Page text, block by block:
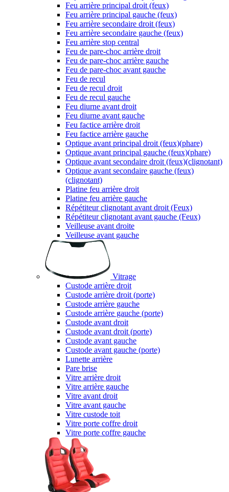
Feu arrière principal droit (feux)
Feu arrière principal gauche (feux)
Feu arrière secondaire droit (feux)
Feu arrière secondaire gauche (feux)
Feu arrière stop central
Feu de pare-choc arrière droit
Feu de pare-choc arrière gauche
Feu de pare-choc avant gauche
Feu de recul
Feu de recul droit
Feu de recul gauche
Feu diurne avant droit
Feu diurne avant gauche
Feu factice arrière droit
Feu factice arrière gauche
Optique avant principal droit (feux)(phare)
Optique avant principal gauche (feux)(phare)
Optique avant secondaire droit (feux)(clignotant)
Optique avant secondaire gauche (feux)
(clignotant)
Platine feu arrière droit
Platine feu arrière gauche
Répétiteur clignotant avant droit (Feux)
Répétiteur clignotant avant gauche (Feux)
Veilleuse avant droite
Veilleuse avant gauche
Vitrage
Custode arrière droit
Custode arrière droit (porte)
Custode arrière gauche
Custode arrière gauche (porte)
Custode avant droit
Custode avant droit (porte)
Custode avant gauche
Custode avant gauche (porte)
Lunette arrière
Pare brise
Vitre arrière droit
Vitre arrière gauche
Vitre avant droit
Vitre avant gauche
Vitre custode toit
Vitre porte coffre droit
Vitre porte coffre gauche